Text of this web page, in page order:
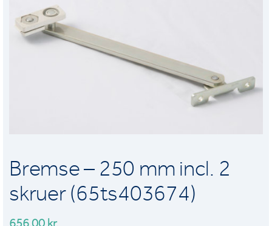
Bremse – 250 mm incl. 2
skruer (65ts403674)
656,00 kr.